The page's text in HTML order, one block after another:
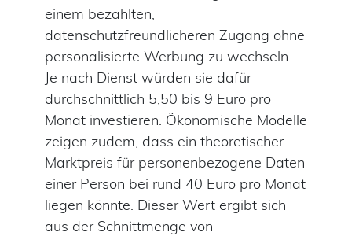
einem bezahlten,
datenschutzfreundlicheren Zugang ohne
personalisierte Werbung zu wechseln.
Je nach Dienst würden sie dafür
durchschnittlich 5,50 bis 9 Euro pro
Monat investieren. Ökonomische Modelle
zeigen zudem, dass ein theoretischer
Marktpreis für personenbezogene Daten
einer Person bei rund 40 Euro pro Monat
liegen könnte. Dieser Wert ergibt sich
aus der Schnittmenge von